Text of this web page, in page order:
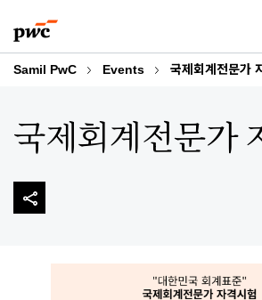
to
content
to
footer
Samil PwC Events 국제회계전문가
국제회계전문가